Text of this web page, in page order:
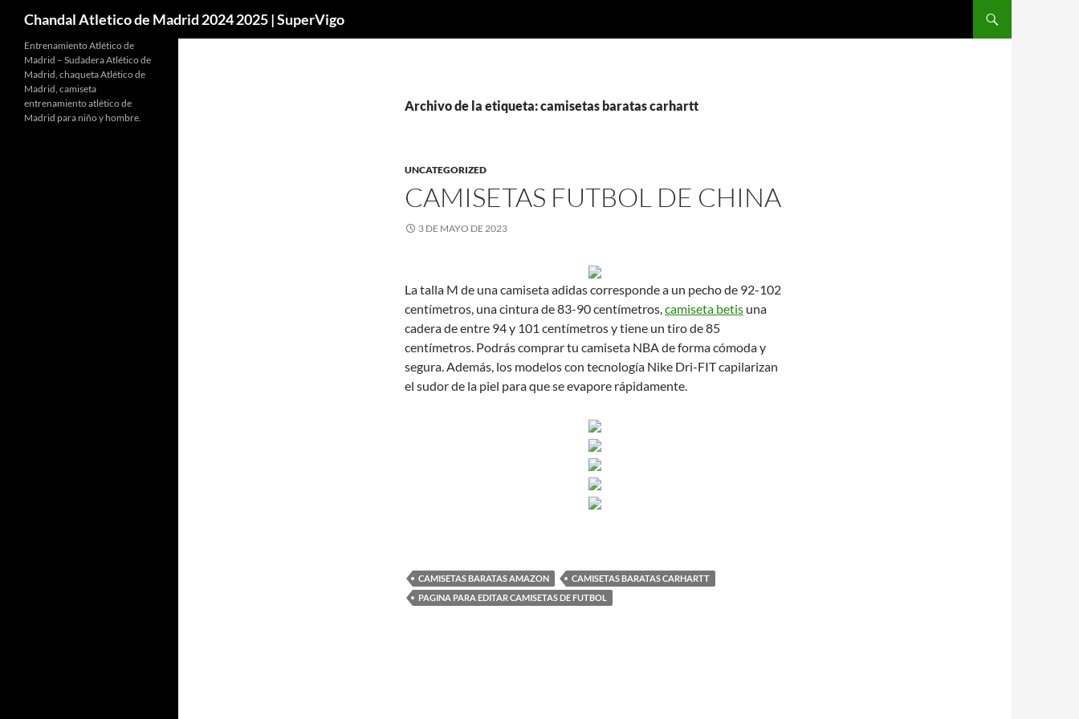
Chandal Atletico de Madrid 2024 2025 | SuperVigo
Archivo de la etiqueta: camisetas baratas carhartt
UNCATEGORIZED
CAMISETAS FUTBOL DE CHINA
3 DE MAYO DE 2023
La talla M de una camiseta adidas corresponde a un pecho de 92-102
centímetros, una cintura de 83-90 centímetros,camiseta betis una
cadera de entre 94 y 101 centímetros y tiene un tiro de 85
centímetros. Podrás comprar tu camiseta NBA de forma cómoda y
segura. Además, los modelos con tecnología Nike Dri-FIT capilarizan
el sudor de la piel para que se evapore rápidamente.
CAMISETAS BARATAS AMAZON
CAMISETAS BARATAS CARHARTT
PAGINA PARA EDITAR CAMISETAS DE FUTBOL
Entrenamiento Atlético de
Madrid – Sudadera Atlético de
Madrid, chaqueta Atlético de
Madrid, camiseta
entrenamiento atlético de
Madrid para niño y hombre.